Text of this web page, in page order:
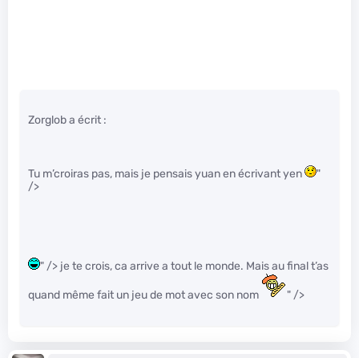
Zorglob a écrit :
Tu m’croiras pas, mais je pensais yuan en écrivant yen
"
/>
" /> je te crois, ca arrive a tout le monde. Mais au final t’as
quand même fait un jeu de mot avec son nom " />